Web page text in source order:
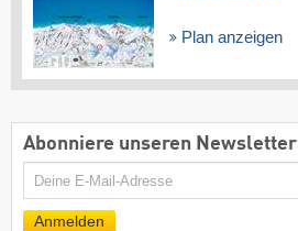
Plan anzeigen
Abonniere unseren Newsletter
E-
Anmelden